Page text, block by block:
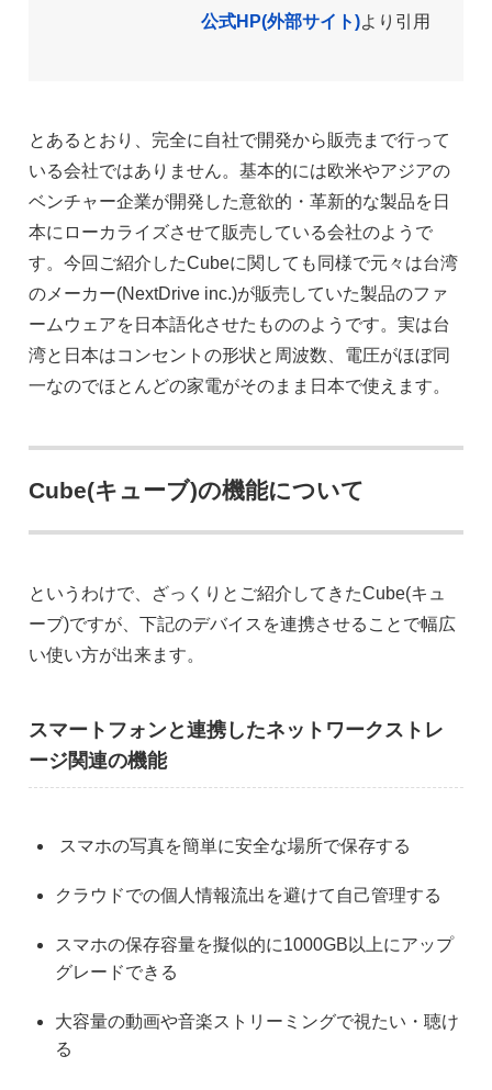
公式HP(外部サイト)より引用
とあるとおり、完全に自社で開発から販売まで行って
いる会社ではありません。基本的には欧米やアジアの
ベンチャー企業が開発した意欲的・革新的な製品を日
本にローカライズさせて販売している会社のようで
す。今回ご紹介したCubeに関しても同様で元々は台湾
のメーカー(NextDrive inc.)が販売していた製品のファ
ームウェアを日本語化させたもののようです。実は台
湾と日本はコンセントの形状と周波数、電圧がほぼ同
一なのでほとんどの家電がそのまま日本で使えます。
Cube(キューブ)の機能について
というわけで、ざっくりとご紹介してきたCube(キュ
ーブ)ですが、下記のデバイスを連携させることで幅広
い使い方が出来ます。
スマートフォンと連携したネットワークストレ
ージ関連の機能
スマホの写真を簡単に安全な場所で保存する
クラウドでの個人情報流出を避けて自己管理する
スマホの保存容量を擬似的に1000GB以上にアップ
グレードできる
大容量の動画や音楽ストリーミングで視たい・聴け
る